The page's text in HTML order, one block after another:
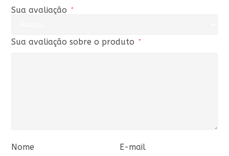
Sua avaliação *
Sua avaliação sobre o produto *
Nome E-mail